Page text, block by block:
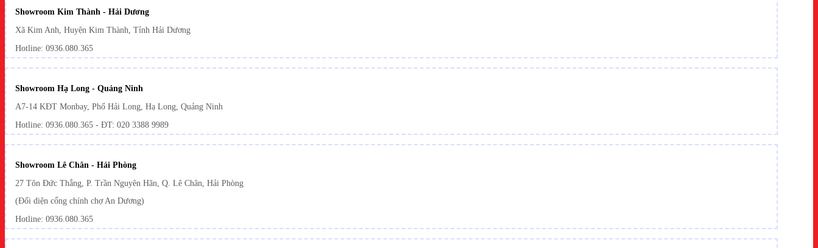
Showroom Kim Thành - Hải Dương
Xã Kim Anh, Huyện Kim Thành, Tỉnh Hải Dương
Hotline: 0936.080.365
Showroom Hạ Long - Quảng Ninh
A7-14 KĐT Monbay, Phố Hải Long, Hạ Long, Quảng Ninh
Hotline: 0936.080.365 - ĐT: 020 3388 9989
Showroom Lê Chân - Hải Phòng
27 Tôn Đức Thắng, P. Trần Nguyên Hãn, Q. Lê Chân, Hải Phòng
(Đối diện cổng chính chợ An Dương)
Hotline: 0936.080.365